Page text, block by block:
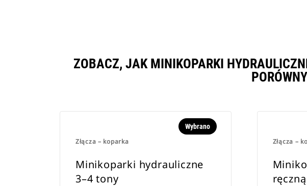
ZOBACZ, JAK MINIKOPARKI
Złącza – koparka
Wybrano
Minikoparki hydrauliczne
3–4 tony
Złącza –